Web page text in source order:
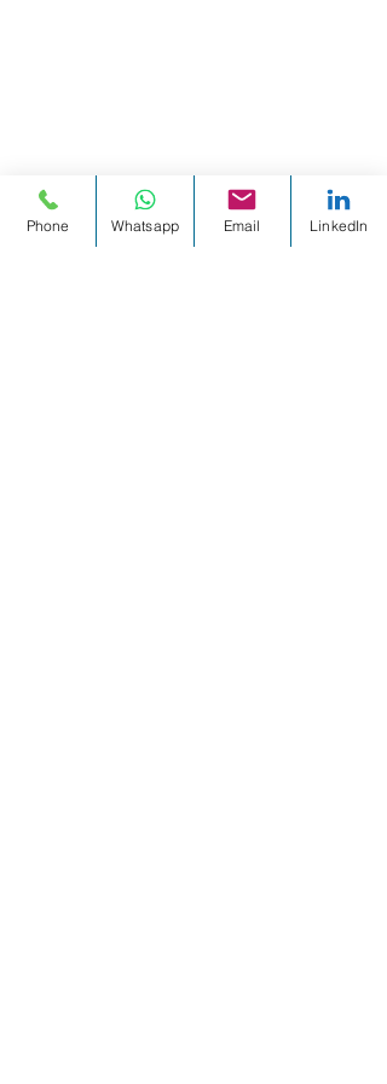
Phone Whatsapp Email LinkedIn